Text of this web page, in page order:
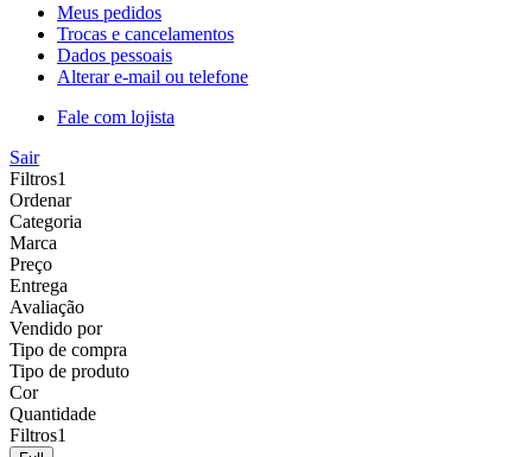
Meus pedidos
Trocas e cancelamentos
Dados pessoais
Alterar e-mail ou telefone
Fale com lojista
Sair
Filtros1
Ordenar
Categoria
Marca
Preço
Entrega
Avaliação
Vendido por
Tipo de compra
Tipo de produto
Cor
Quantidade
Filtros1